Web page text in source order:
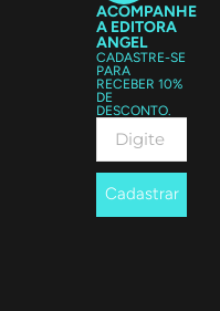
ACOMPANHE
A EDITORA
ANGEL
CADASTRE-SE
PARA
RECEBER 10%
DE
DESCONTO.
Cadastrar